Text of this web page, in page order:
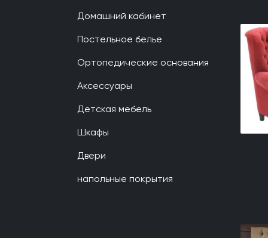
Домашний кабинет
Постельное белье
Ортопедические основания
Аксессуары
Детская мебель
Шкафы
Двери
напольные покрытия